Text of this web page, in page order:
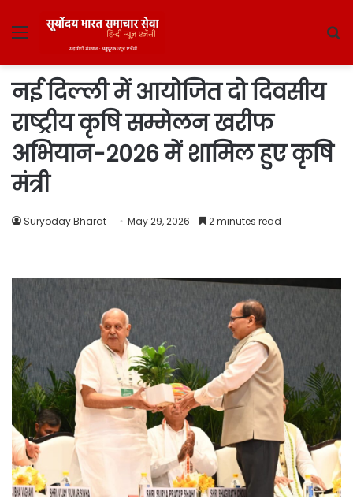
Menu
नई दिल्ली में आयोजित दो दिवसीय
राष्ट्रीय कृषि सम्मेलन खरीफ
अभियान-2026 में शामिल हुए कृषि
मंत्री
Suryoday Bharat May 29, 2026 2 minutes read